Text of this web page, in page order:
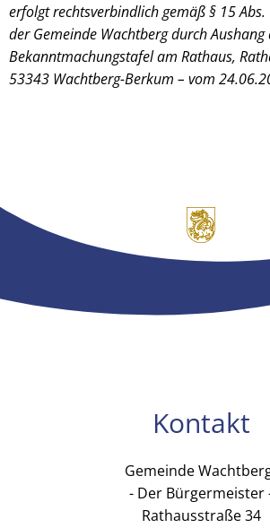
erfolgt rechtsverbindlich gemäß § 15
der Gemeinde Wachtberg durch Aushang
Bekanntmachungstafel am Rathaus,
53343 Wachtberg-Berkum – vom
Kontakt
Gemeinde
- Der Bürgermeister
Rathausstraße 34